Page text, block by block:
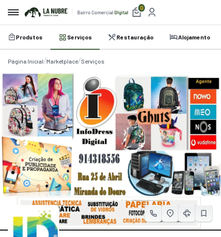
0
Produtos Serviços Restauração Alojamento
Página Inicial Marketplace Serviços